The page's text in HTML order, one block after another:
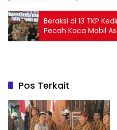
Beraksi di 13 TKP
Pecah Kaca Mobil
Pos Terkait